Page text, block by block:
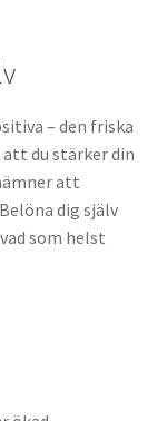
– den friska
att du stärker din
att
dig själv
som helst